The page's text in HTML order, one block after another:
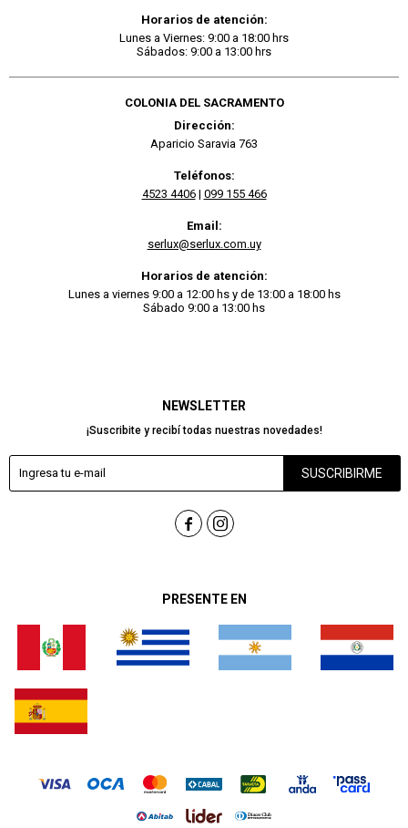
PRESENTE EN
NEWSLETTER
¡Suscribite y recibí todas nuestras novedades!
SUSCRIBIRME
 
Horarios de atención:
Lunes a Viernes: 9:00 a 18:00 hrs
Sábados: 9:00 a 13:00 hrs
COLONIA DEL SACRAMENTO
Dirección:
Aparicio Saravia 763
Teléfonos:
4523 4406| 099 155 466
Email:
serlux@serlux.com.uy
Horarios de atención:
Lunes a viernes 9:00 a 12:00 hs y de 13:00 a 18:00 hs
Sábado 9:00 a 13:00 hs